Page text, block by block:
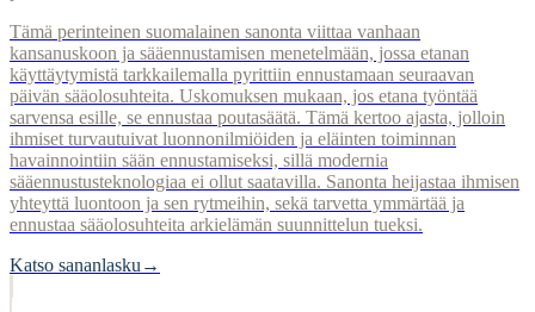
Tämä perinteinen suomalainen sanonta viittaa vanhaan
kansanuskoon ja sääennustamisen menetelmään, jossa etanan
käyttäytymistä tarkkailemalla pyrittiin ennustamaan seuraavan
päivän sääolosuhteita. Uskomuksen mukaan, jos etana työntää
sarvensa esille, se ennustaa poutasäätä. Tämä kertoo ajasta, jolloin
ihmiset turvautuivat luonnonilmiöiden ja eläinten toiminnan
havainnointiin sään ennustamiseksi, sillä modernia
sääennustusteknologiaa ei ollut saatavilla. Sanonta heijastaa ihmisen
yhteyttä luontoon ja sen rytmeihin, sekä tarvetta ymmärtää ja
ennustaa sääolosuhteita arkielämän suunnittelun tueksi.
Katso sananlasku →